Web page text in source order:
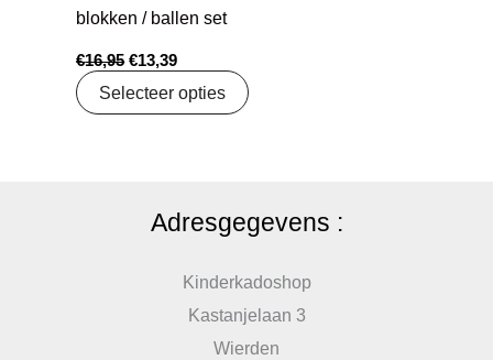
blokken / ballen set
€16,95 €13,39
Selecteer opties
Adresgegevens :
Kinderkadoshop
Kastanjelaan 3
Wierden